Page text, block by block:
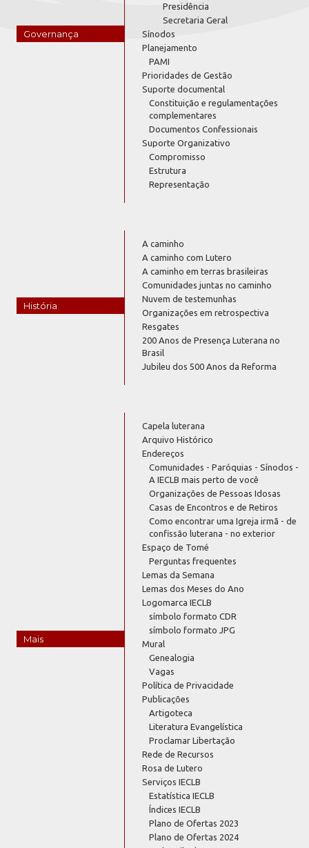
Governança
Presidência
Secretaria Geral
Sínodos
Planejamento
PAMI
Prioridades de Gestão
Suporte documental
Constituição e regulamentações
complementares
Documentos Confessionais
Suporte Organizativo
Compromisso
Estrutura
Representação
História
A caminho
A caminho com Lutero
A caminho em terras brasileiras
Comunidades juntas no caminho
Nuvem de testemunhas
Organizações em retrospectiva
Resgates
200 Anos de Presença Luterana no
Brasil
Jubileu dos 500 Anos da Reforma
Mais
Capela luterana
Arquivo Histórico
Endereços
Comunidades - Paróquias - Sínodos -
A IECLB mais perto de você
Organizações de Pessoas Idosas
Casas de Encontros e de Retiros
Como encontrar uma Igreja irmã - de
confissão luterana - no exterior
Espaço de Tomé
Perguntas frequentes
Lemas da Semana
Lemas dos Meses do Ano
Logomarca IECLB
símbolo formato CDR
símbolo formato JPG
Mural
Genealogia
Vagas
Política de Privacidade
Publicações
Artigoteca
Literatura Evangelística
Proclamar Libertação
Rede de Recursos
Rosa de Lutero
Serviços IECLB
Estatística IECLB
Índices IECLB
Plano de Ofertas 2023
Plano de Ofertas 2024